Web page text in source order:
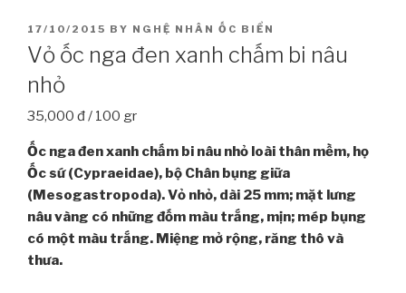
POSTED
ON
17/10/2015 BY NGHỆ NHÂN ỐC BIỂN
Vỏ ốc nga đen xanh chấm bi nâu
nhỏ
35,000 đ / 100 gr
Ốc nga đen xanh chấm bi nâu nhỏ loài thân mềm, họ
Ốc sứ (Cypraeidae), bộ Chân bụng giữa
(Mesogastropoda). Vỏ nhỏ, dài 25 mm; mặt lưng
nâu vàng có những đốm màu trắng, mịn; mép bụng
có một màu trắng. Miệng mở rộng, răng thô và
thưa.